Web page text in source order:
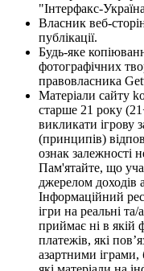
"Інтерфакс-
Власник веб-
публікації.
Будь-яке
фотографічних
правовласника
Матеріали сайту
старше 21 року
викликати ігрову
(принципів)
ознак залежності
Пам'ятайте, що
джерелом доходів
Інформаційний
ігри на реальні
приймає ні в якій
платежів, які
азартними іграми,